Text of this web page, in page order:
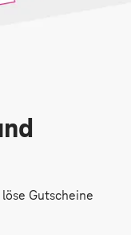
Gutscheine